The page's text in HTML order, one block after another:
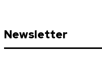
Newsletter